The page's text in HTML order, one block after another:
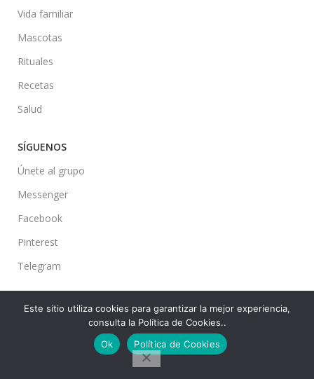
Vida familiar
Mascotas
Rituales
Recetas
Salud
SÍGUENOS
Únete al grupo
Messenger
Facebook
Pinterest
Telegram
Ideas en tu Hogar 2022 Created ByCMS. Premium Blog Solutions.
Este sitio utiliza cookies para garantizar la mejor experiencia,
consulta la Política de Cookies..
Ok
Política de Cookies